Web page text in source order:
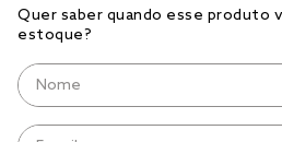
tencel
cobre leito